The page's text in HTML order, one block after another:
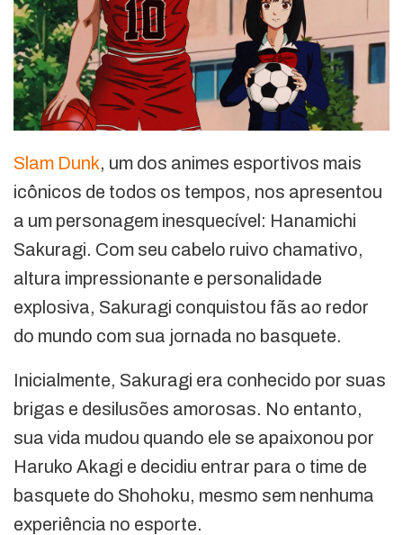
Slam Dunk, um dos animes esportivos mais
icônicos de todos os tempos, nos apresentou
a um personagem inesquecível: Hanamichi
Sakuragi. Com seu cabelo ruivo chamativo,
altura impressionante e personalidade
explosiva, Sakuragi conquistou fãs ao redor
do mundo com sua jornada no basquete.
Inicialmente, Sakuragi era conhecido por suas
brigas e desilusões amorosas. No entanto,
sua vida mudou quando ele se apaixonou por
Haruko Akagi e decidiu entrar para o time de
basquete do Shohoku, mesmo sem nenhuma
experiência no esporte.